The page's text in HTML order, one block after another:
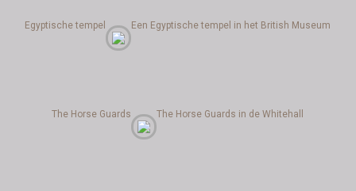
Egyptische tempel Een Egyptische tempel in het British Museum
The Horse Guards The Horse Guards in de Whitehall